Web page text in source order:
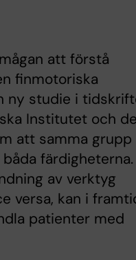
att förstå
finmotoriska
ny studie i
Institutet och
att samma grupp
färdigheterna.
av verktyg
versa, kan i
patienter med